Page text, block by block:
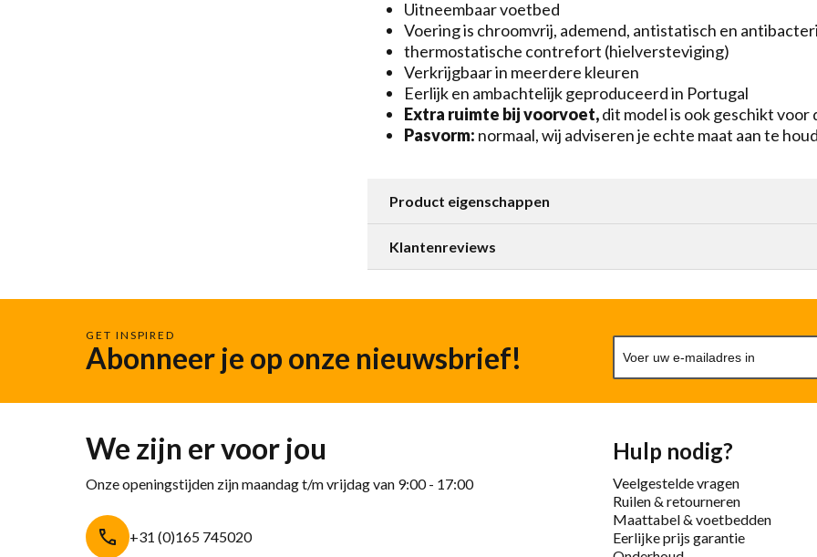
Uitneembaar voetbed
Voering is chroomvrij, ademend, antistatisch en
thermostatische contrefort (hielversteviging)
Verkrijgbaar in meerdere kleuren
Eerlijk en ambachtelijk geproduceerd in Portugal
Extra ruimte bij voorvoet,dit model is ook geschikt
Pasvorm: normaal, wij adviseren je echte maat aan te
Product eigenschappen
Klantenreviews
GET INSPIRED
Abonneer je op onze nieuwsbrief!
We zijn er voor jou
Onze openingstijden zijn maandag t/m vrijdag van 9:00 - 17:00
+31 (0)165 745020
Hulp nodig?
Veelgestelde vragen
Ruilen & retourneren
Maattabel & voetbedden
Eerlijke prijs garantie